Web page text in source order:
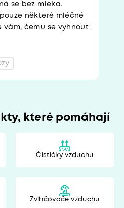
se bez mléka.
některé mléčné
vám, čemu se vyhnout
které pomáhají
Čističky vzduchu
Zvlhčovače vzduchu